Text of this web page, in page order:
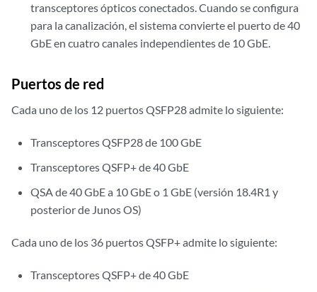
transceptores ópticos conectados. Cuando se configura
para la canalización, el sistema convierte el puerto de 40
GbE en cuatro canales independientes de 10 GbE.
Puertos de red
Cada uno de los 12 puertos QSFP28 admite lo siguiente:
Transceptores QSFP28 de 100 GbE
Transceptores QSFP+ de 40 GbE
QSA de 40 GbE a 10 GbE o 1 GbE (versión 18.4R1 y
posterior de Junos OS)
Cada uno de los 36 puertos QSFP+ admite lo siguiente:
Transceptores QSFP+ de 40 GbE